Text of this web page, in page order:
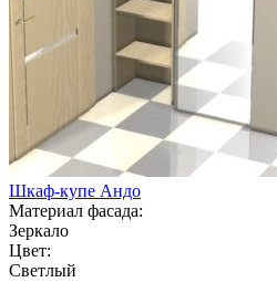
Шкаф-купе Андо
Материал фасада:
Зеркало
Цвет:
Светлый